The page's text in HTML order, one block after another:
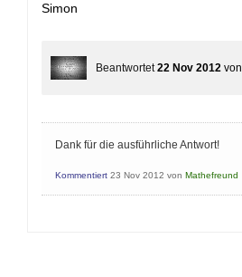
Simon
Beantwortet 22 Nov 2012 von
Dank für die ausführliche Antwort!
Kommentiert 23 Nov 2012 von Mathefreund